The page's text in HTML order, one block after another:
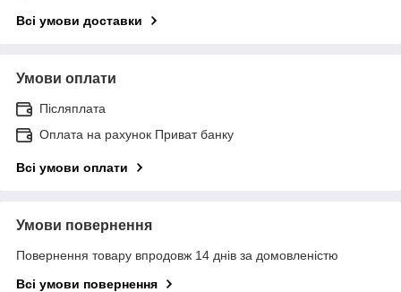
Всі умови доставки
Умови оплати
Післяплата
Оплата на рахунок Приват банку
Всі умови оплати
Умови повернення
Повернення товару впродовж 14 днів за домовленістю
Всі умови повернення